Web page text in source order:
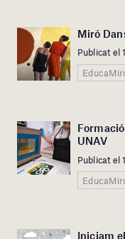
Miró
Publicat el
UNAV
Publicat el
Iniciam